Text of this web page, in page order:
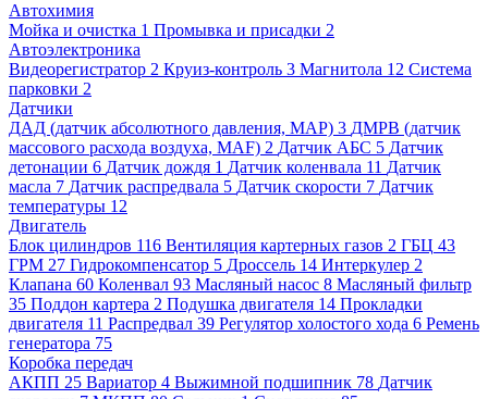
Автохимия
Мойка и очистка 1 Промывка и присадки 2
Автоэлектроника
Видеорегистратор 2 Круиз-контроль 3 Магнитола 12 Система
парковки 2
Датчики
ДАД (датчик абсолютного давления, MAP) 3 ДМРВ (датчик
массового расхода воздуха, MAF) 2 Датчик АБС 5 Датчик
детонации 6 Датчик дождя 1 Датчик коленвала 11 Датчик
масла 7 Датчик распредвала 5 Датчик скорости 7 Датчик
температуры 12
Двигатель
Блок цилиндров 116 Вентиляция картерных газов 2 ГБЦ 43
ГРМ 27 Гидрокомпенсатор 5 Дроссель 14 Интеркулер 2
Клапана 60 Коленвал 93 Масляный насос 8 Масляный фильтр
35 Поддон картера 2 Подушка двигателя 14 Прокладки
двигателя 11 Распредвал 39 Регулятор холостого хода 6 Ремень
генератора 75
Коробка передач
АКПП 25 Вариатор 4 Выжимной подшипник 78 Датчик